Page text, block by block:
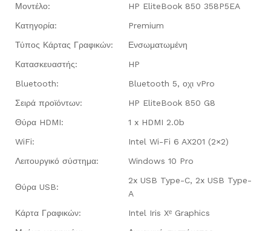
Μοντέλο:
HP EliteBook 850 358P5EA
Κατηγορία:
Premium
Τύπος Κάρτας Γραφικών:
Ενσωματωμένη
Κατασκευαστής:
HP
Bluetooth:
Bluetooth 5, οχι vPro
Σειρά προϊόντων:
HP EliteBook 850 G8
Θύρα HDMI:
1 x HDMI 2.0b
WiFi:
Intel Wi-Fi 6 AX201 (2×2)
Λειτουργικό σύστημα:
Windows 10 Pro
Θύρα USB:
2x USB Type-C, 2x USB Type-
A
Κάρτα Γραφικών:
Intel Iris Xᵉ Graphics